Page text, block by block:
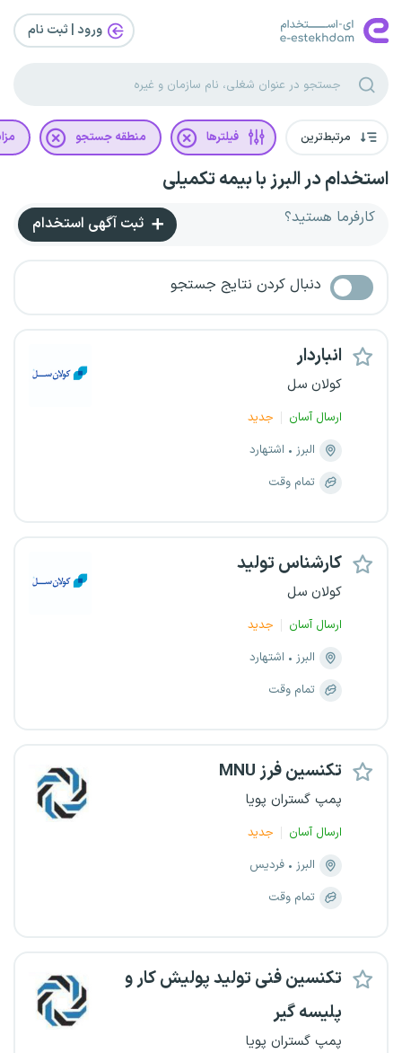
ورود | ثبت‌ نام
مرتبط‌ترین فیلترها منطقه جستجو
استخدام در البرز با بیمه تکمیلی
کارفرما هستید؟ ثبت آگهی استخدام
دنبال کردن نتایج جستجو
انباردار
کولان سل
ارسال آسان
جدید
البرز
اشتهارد
تمام وقت
کارشناس تولید
کولان سل
ارسال آسان
جدید
البرز
اشتهارد
تمام وقت
تکنسین فرز MNU
پمپ گستران پویا
ارسال آسان
جدید
البرز
فردیس
تمام وقت
تکنسین فنی تولید پولیش کار و
پلیسه گیر
پمپ گستران پویا